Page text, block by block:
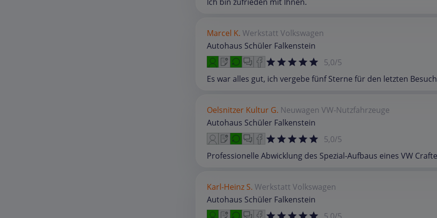
Marcel K. Werkstatt Volkswagen
Autohaus Schüler Falkenstein
5,0/5
Es war alles gut, ich vergebe fünf Sterne für den letzten
Oelsnitzer Kultur G. Neuwagen VW-Nutzfahrzeuge
Autohaus Schüler Falkenstein
5,0/5
Professionelle Abwicklung des Spezial-Aufbaus eines VW
Karl-Heinz S. Werkstatt Volkswagen
Autohaus Schüler Falkenstein